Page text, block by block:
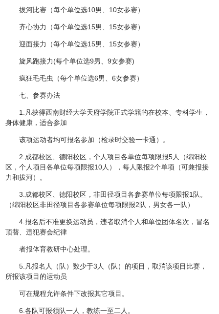
拔河比赛（每个单位选10男、10女参赛）
齐心协力（每个单位选15男、15女参赛）
迎面接力（每个单位选15男、15女参赛）
旋风跑接力(每个单位选9男、9女参赛)
疯狂毛毛虫（每个单位选6男、6女参赛）
七、参赛办法
1.凡获得西南财经大学天府学院正式学籍的在校本、专科学生，
身体健康，适合参加
该项运动者均可报名参加（检录时交验一卡通）。
2.成都校区、德阳校区，个人项目各单位每项限报5人（绵阳校
区，个人项目各单位每项限报10人），每人限报2个单项（可兼报接
力和拔河）。
3.成都校区、德阳校区，非田径项目各参赛单位每项限报1队。
（绵阳校区非田径项目各参赛单位每项限报2队，男女各一队）
4.报名后不准更换运动员，违者取消个人和单位团体名次，冒名
顶替、违犯赛会纪律
者报体育教研中心处理。
5.凡报名人（队）数少于3人（队）的项目，取消该项目比赛，
所报该项目的运动员
可在规程允许条件下改报其它项目。
6.各队可报领队一人，教练一至二人。